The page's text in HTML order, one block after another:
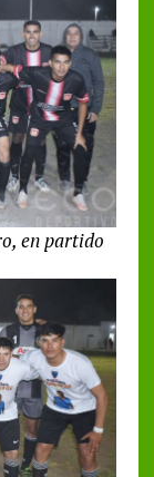
en partido